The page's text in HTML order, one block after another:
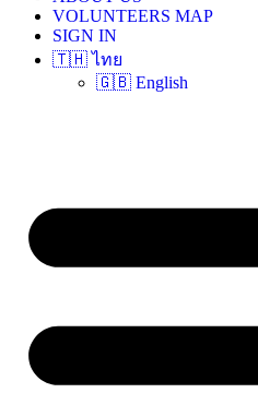
VOLUNTEERS MAP
SIGN IN
🇹🇭 ไทย
🇬🇧 English